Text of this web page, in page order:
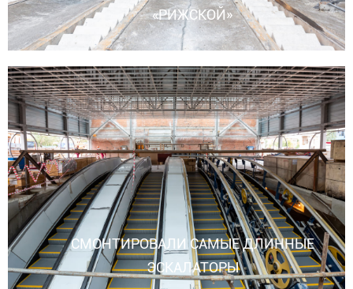
«РИЖСКОЙ»
СМОНТИРОВАЛИ САМЫЕ ДЛИННЫЕ
ЭСКАЛАТОРЫ